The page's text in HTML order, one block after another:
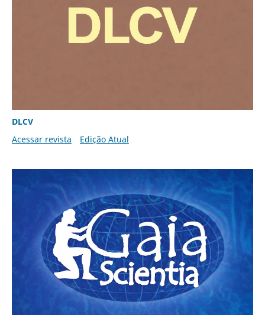
DLCV
Acessar revista
Edição Atual